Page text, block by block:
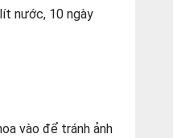
nước, 10 ngày
vào để tránh ảnh